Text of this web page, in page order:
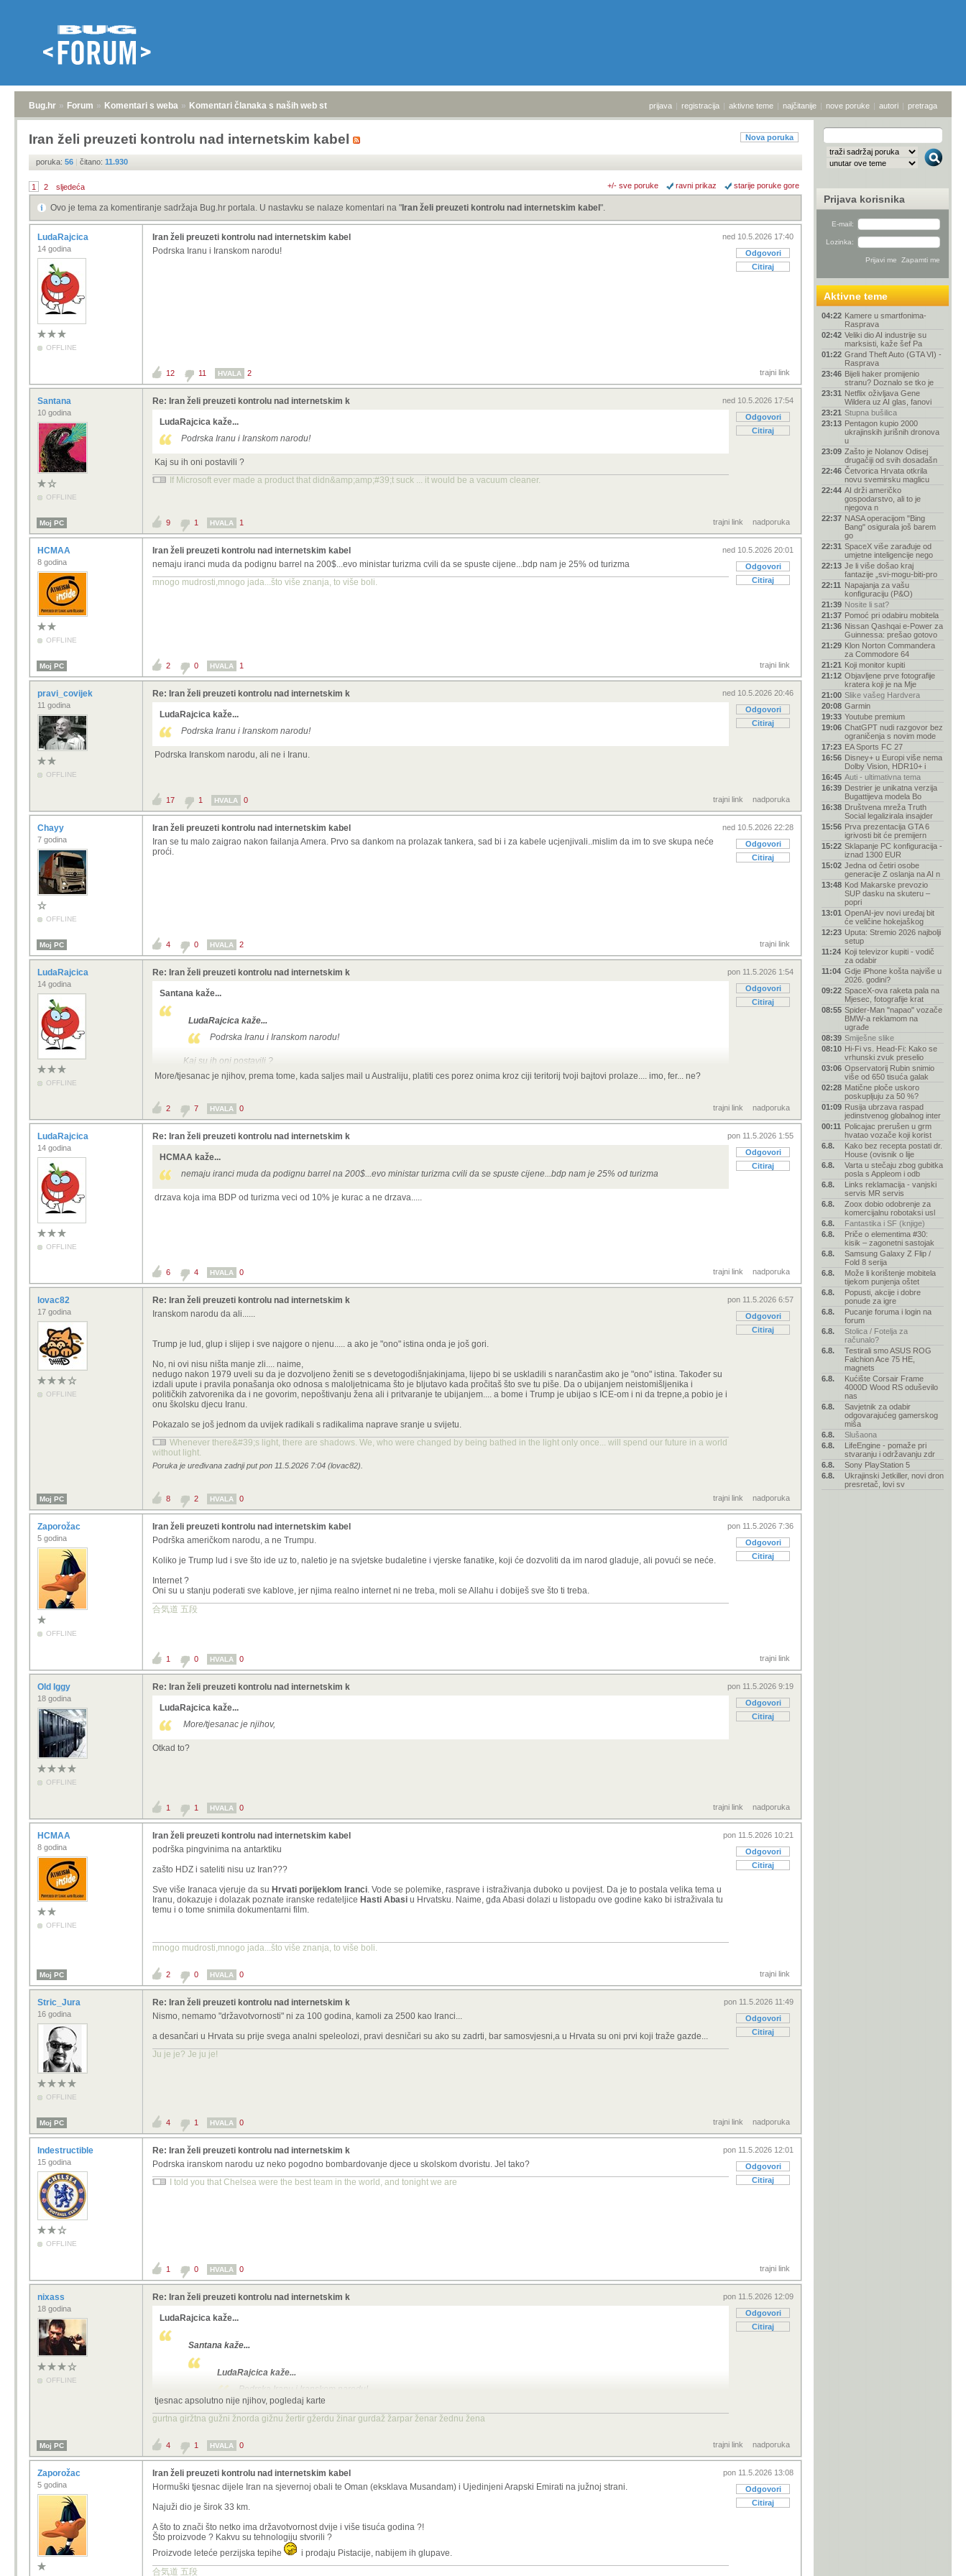
Bug.hr » Forum » Komentari s weba » Komentari članaka s naših web stranica prijava | registracija | aktivne teme | najčitanije | nove poruke | autori | pretraga
Nova poruka
Iran želi preuzeti kontrolu nad internetskim kabel
poruka: 56 | čitano: 11.930
1 2 sljedeća +/- sve poruke ravni prikaz starije poruke gore
Ovo je tema za komentiranje sadržaja Bug.hr portala. U nastavku se nalaze komentari na " Iran želi preuzeti kontrolu nad internetskim kabel ".
LudaRajcica
14 godina
OFFLINE
ned 10.5.2026 17:40
Odgovori
Citiraj
Iran želi preuzeti kontrolu nad internetskim kabel
Podrska Iranu i Iranskom narodu!
trajni link
12 11 HVALA 2
Santana
10 godina
OFFLINE
ned 10.5.2026 17:54
Odgovori
Citiraj
Re: Iran želi preuzeti kontrolu nad internetskim k
LudaRajcica kaže...
Podrska Iranu i Iranskom narodu!
Kaj su ih oni postavili ?
If Microsoft ever made a product that didn&amp;amp;#39;t suck ... it would be a vacuum cleaner.
Moj PC trajni link nadporuka
9 1 HVALA 1
HCMAA
8 godina
OFFLINE
ned 10.5.2026 20:01
Odgovori
Citiraj
Iran želi preuzeti kontrolu nad internetskim kabel
nemaju iranci muda da podignu barrel na 200$...evo ministar turizma cvili da se spuste cijene...bdp nam je 25% od turizma
mnogo mudrosti,mnogo jada...što više znanja, to više boli.
Moj PC trajni link
2 0 HVALA 1
pravi_covijek
11 godina
OFFLINE
ned 10.5.2026 20:46
Odgovori
Citiraj
Re: Iran želi preuzeti kontrolu nad internetskim k
LudaRajcica kaže...
Podrska Iranu i Iranskom narodu!
Podrska Iranskom narodu, ali ne i Iranu.
trajni link nadporuka
17 1 HVALA 0
Chayy
7 godina
OFFLINE
ned 10.5.2026 22:28
Odgovori
Citiraj
Iran želi preuzeti kontrolu nad internetskim kabel
Iran se tu malo zaigrao nakon failanja Amera. Prvo sa dankom na prolazak tankera, sad bi i za kabele ucjenjivali..mislim da im to sve skupa neće
proći.
Moj PC trajni link
4 0 HVALA 2
LudaRajcica
14 godina
OFFLINE
pon 11.5.2026 1:54
Odgovori
Citiraj
Re: Iran želi preuzeti kontrolu nad internetskim k
Santana kaže...
LudaRajcica kaže...
Podrska Iranu i Iranskom narodu!
Kaj su ih oni postavili ?
More/tjesanac je njihov, prema tome, kada saljes mail u Australiju, platiti ces porez onima kroz ciji teritorij tvoji bajtovi prolaze.... imo, fer... ne?
trajni link nadporuka
2 7 HVALA 0
LudaRajcica
14 godina
OFFLINE
pon 11.5.2026 1:55
Odgovori
Citiraj
Re: Iran želi preuzeti kontrolu nad internetskim k
HCMAA kaže...
nemaju iranci muda da podignu barrel na 200$...evo ministar turizma cvili da se spuste cijene...bdp nam je 25% od turizma
drzava koja ima BDP od turizma veci od 10% je kurac a ne drzava.....
trajni link nadporuka
6 4 HVALA 0
lovac82
17 godina
OFFLINE
pon 11.5.2026 6:57
Odgovori
Citiraj
Re: Iran želi preuzeti kontrolu nad internetskim k
Iranskom narodu da ali......
Trump je lud, glup i slijep i sve najgore o njenu..... a ako je "ono" istina onda je još gori.
No, ni ovi nisu ništa manje zli.... naime,
nedugo nakon 1979 uveli su da je dozvoljeno ženiti se s devetogodišnjakinjama, lijepo bi se uskladili s narančastim ako je "ono" istina. Također su
izdali upute i pravila ponašanja oko odnosa s maloljetnicama što je bljutavo kada pročitaš što sve tu piše. Da o ubijanjem neistomišljenika i
političkih zatvorenika da i ne govorim, nepoštivanju žena ali i pritvaranje te ubijanjem.... a bome i Trump je ubijao s ICE-om i ni da trepne,a pobio je i
onu školsku djecu Iranu.
Pokazalo se još jednom da uvijek radikali s radikalima naprave sranje u svijetu.
Whenever there&#39;s light, there are shadows. We, who were changed by being bathed in the light only once... will spend our future in a world
without light.
Poruka je uređivana zadnji put pon 11.5.2026 7:04 (lovac82).
Moj PC trajni link nadporuka
8 2 HVALA 0
Zaporožac
5 godina
OFFLINE
pon 11.5.2026 7:36
Odgovori
Citiraj
Iran želi preuzeti kontrolu nad internetskim kabel
Podrška američkom narodu, a ne Trumpu.
Koliko je Trump lud i sve što ide uz to, naletio je na svjetske budaletine i vjerske fanatike, koji će dozvoliti da im narod gladuje, ali povući se neće.
Internet ?
Oni su u stanju poderati sve kablove, jer njima realno internet ni ne treba, moli se Allahu i dobiješ sve što ti treba.
合気道 五段
trajni link
1 0 HVALA 0
Old Iggy
18 godina
OFFLINE
pon 11.5.2026 9:19
Odgovori
Citiraj
Re: Iran želi preuzeti kontrolu nad internetskim k
LudaRajcica kaže...
More/tjesanac je njihov,
Otkad to?
trajni link nadporuka
1 1 HVALA 0
HCMAA
8 godina
OFFLINE
pon 11.5.2026 10:21
Odgovori
Citiraj
Iran želi preuzeti kontrolu nad internetskim kabel
podrška pingvinima na antarktiku
zašto HDZ i sateliti nisu uz Iran???
Sve više Iranaca vjeruje da su Hrvati porijeklom Iranci. Vode se polemike, rasprave i istraživanja duboko u povijest. Da je to postala velika tema u
Iranu, dokazuje i dolazak poznate iranske redateljice Hasti Abasi u Hrvatsku. Naime, gđa Abasi dolazi u listopadu ove godine kako bi istraživala tu
temu i o tome snimila dokumentarni film.
mnogo mudrosti,mnogo jada...što više znanja, to više boli.
Moj PC trajni link
2 0 HVALA 0
Stric_Jura
16 godina
OFFLINE
pon 11.5.2026 11:49
Odgovori
Citiraj
Re: Iran želi preuzeti kontrolu nad internetskim k
Nismo, nemamo "državotvornosti" ni za 100 godina, kamoli za 2500 kao Iranci...
a desančari u Hrvata su prije svega analni speleolozi, pravi desničari su ako su zadrti, bar samosvjesni,a u Hrvata su oni prvi koji traže gazde...
Ju je je? Je ju je!
Moj PC trajni link nadporuka
4 1 HVALA 0
Indestructible
15 godina
OFFLINE
pon 11.5.2026 12:01
Odgovori
Citiraj
Re: Iran želi preuzeti kontrolu nad internetskim k
Podrska iranskom narodu uz neko pogodno bombardovanje djece u skolskom dvoristu. Jel tako?
I told you that Chelsea were the best team in the world, and tonight we are
trajni link
1 0 HVALA 0
nixass
18 godina
OFFLINE
pon 11.5.2026 12:09
Odgovori
Citiraj
Re: Iran želi preuzeti kontrolu nad internetskim k
LudaRajcica kaže...
Santana kaže...
LudaRajcica kaže...
Podrska Iranu i Iranskom narodu!
Kaj su ih oni postavili ?
ne?
tjesnac apsolutno nije njihov, pogledaj karte
gurtna giržtna gužni žnorda gižnu žertir gžerdu žinar gurdaž žarpar ženar žednu žena
Moj PC trajni link nadporuka
4 1 HVALA 0
Zaporožac
5 godina
pon 11.5.2026 13:08
Odgovori
Citiraj
Iran želi preuzeti kontrolu nad internetskim kabel
Hormuški tjesnac dijele Iran na sjevernoj obali te Oman (eksklava Musandam) i Ujedinjeni Arapski Emirati na južnoj strani.
Najuži dio je širok 33 km.
A što to znači što netko ima državotvornost dvije i više tisuća godina ?!
Što proizvode ? Kakvu su tehnologiju stvorili ?
Proizvode leteće perzijska tepihe
i prodaju Pistacije, nabijem ih glupave.
合気道 五段
Prijava korisnika
E-mail:
Lozinka:
Aktivne teme
04:22 Kamere u smartfonima-
Rasprava
02:42 Veliki dio AI industrije su
marksisti, kaže šef Pa
01:22 Grand Theft Auto (GTA VI) -
Rasprava
23:46 Bijeli haker promijenio
stranu? Doznalo se tko je
23:31 Netflix oživljava Gene
Wildera uz AI glas, fanovi
23:21 Stupna bušilica
23:13 Pentagon kupio 2000
ukrajinskih jurišnih dronova
u
23:09 Zašto je Nolanov Odisej
drugačiji od svih dosadašn
22:46 Četvorica Hrvata otkrila
novu svemirsku maglicu
22:44 AI drži američko
gospodarstvo, ali to je
njegova n
22:37 NASA operacijom "Bing
Bang" osigurala još barem
go
22:31 SpaceX više zarađuje od
umjetne inteligencije nego
22:13 Je li više došao kraj
fantazije „svi-mogu-biti-pro
22:11 Napajanja za vašu
konfiguraciju (P&O)
21:39 Nosite li sat?
21:37 Pomoć pri odabiru mobitela
21:36 Nissan Qashqai e-Power za
Guinnessa: prešao gotovo
21:29 Klon Norton Commandera
za Commodore 64
21:21 Koji monitor kupiti
21:12 Objavljene prve fotografije
kratera koji je na Mje
21:00 Slike vašeg Hardvera
20:08 Garmin
19:33 Youtube premium
19:06 ChatGPT nudi razgovor bez
ograničenja s novim mode
17:23 EA Sports FC 27
16:56 Disney+ u Europi više nema
Dolby Vision, HDR10+ i
16:45 Auti - ultimativna tema
16:39 Destrier je unikatna verzija
Bugattijeva modela Bo
16:38 Društvena mreža Truth
Social legalizirala insajder
15:56 Prva prezentacija GTA 6
igrivosti bit će premijern
15:22 Sklapanje PC konfiguracija -
iznad 1300 EUR
15:02 Jedna od četiri osobe
generacije Z oslanja na AI n
13:48 Kod Makarske prevozio
SUP dasku na skuteru –
popri
13:01 OpenAI-jev novi uređaj bit
će veličine hokejaškog
12:23 Uputa: Stremio 2026 najbolji
setup
11:24 Koji televizor kupiti - vodič
za odabir
11:04 Gdje iPhone košta najviše u
2026. godini?
09:22 SpaceX-ova raketa pala na
Mjesec, fotografije krat
08:55 Spider-Man "napao" vozače
BMW-a reklamom na
ugrađe
08:39 Smiješne slike
08:10 Hi-Fi vs. Head-Fi: Kako se
vrhunski zvuk preselio
03:06 Opservatorij Rubin snimio
više od 650 tisuća galak
02:28 Matične ploče uskoro
poskupljuju za 50 %?
01:09 Rusija ubrzava raspad
jedinstvenog globalnog inter
00:11 Policajac prerušen u grm
hvatao vozače koji korist
6.8.
Kako bez recepta postati dr.
House (ovisnik o lije
6.8.
Varta u stečaju zbog gubitka
posla s Appleom i odb
6.8.
Links reklamacija - vanjski
servis MR servis
6.8.
Zoox dobio odobrenje za
komercijalnu robotaksi usl
6.8.
Fantastika i SF (knjige)
6.8.
Priče o elementima #30:
kisik – zagonetni sastojak
6.8.
Samsung Galaxy Z Flip /
Fold 8 serija
6.8.
Može li korištenje mobitela
tijekom punjenja oštet
6.8.
Popusti, akcije i dobre
ponude za igre
6.8.
Pucanje foruma i login na
forum
6.8.
Stolica / Fotelja za
računalo?
6.8.
Testirali smo ASUS ROG
Falchion Ace 75 HE,
magnets
6.8.
Kućište Corsair Frame
4000D Wood RS oduševilo
nas
6.8.
Savjetnik za odabir
odgovarajućeg gamerskog
miša
6.8.
Slušaona
6.8.
LifeEngine - pomaže pri
stvaranju i održavanju zdr
6.8.
Sony PlayStation 5
6.8.
Ukrajinski Jetkiller, novi dron
presretač, lovi sv